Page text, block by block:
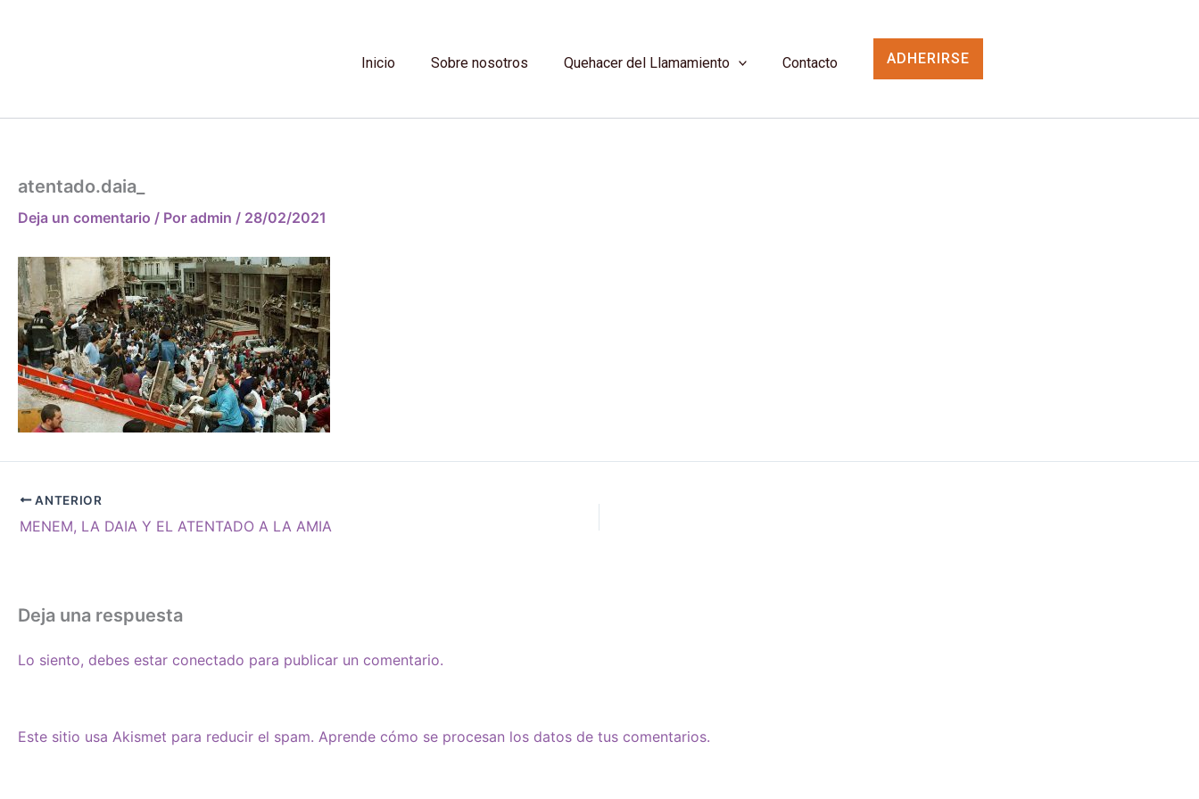
Inicio Sobre nosotros Quehacer del Llamamiento Contacto ADHERIRSE
atentado.daia_
Deja un comentario / Por admin / 28/02/2021
ANTERIOR
MENEM, LA DAIA Y EL ATENTADO A LA AMIA
Deja una respuesta
Lo siento, debes estar conectado para publicar un comentario.
Este sitio usa Akismet para reducir el spam. Aprende cómo se procesan los datos de tus comentarios.